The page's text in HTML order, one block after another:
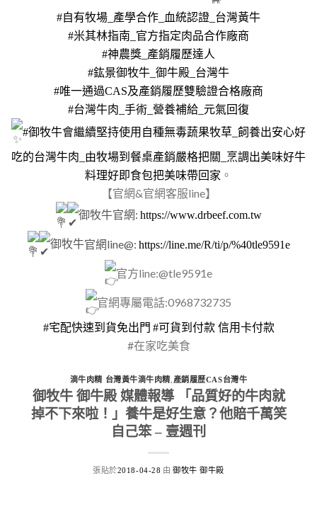
#自有牧場_產學合作_血統認證_台灣黃牛
#米其林指南_官方指定肉品合作廠商
#神農獎_產銷履歷達人
#鈜景御牧牛_御牛殿_台灣牛
#唯一通過CAS及產銷履歷雙驗證合格廠商
#台灣牛肉_手術_營養補給_元氣回復
#御牧牛會繼續堅持使用自種無毒蔬果牧草_飼養出安心好
吃的台灣牛肉_由牧場到餐桌產銷嚴格把關_烹調出美味好牛
料理好即食包把美味帶回家 。
【官網&官網客服line】
御牧牛官網: https://www.drbeef.com.tw
御牧牛官網line@: https://line.me/R/ti/p/%40tle9591e
官方line:@tle9591e
官網專屬電話:0968732735
#宅配快速到貨免出門 #可貨到付款 信用卡付款
#在家吃美食
滴牛肉精 台灣黃牛滴牛肉精 產銷履歷CAS台灣牛
御牧牛 御牛殿 媒體報導 「品質好的牛肉就
掉不下來啦！」養牛是好生意？他賠千萬笑
自己笨 – 壹週刊
張貼於2018-04-28 由御牧牛 御牛殿